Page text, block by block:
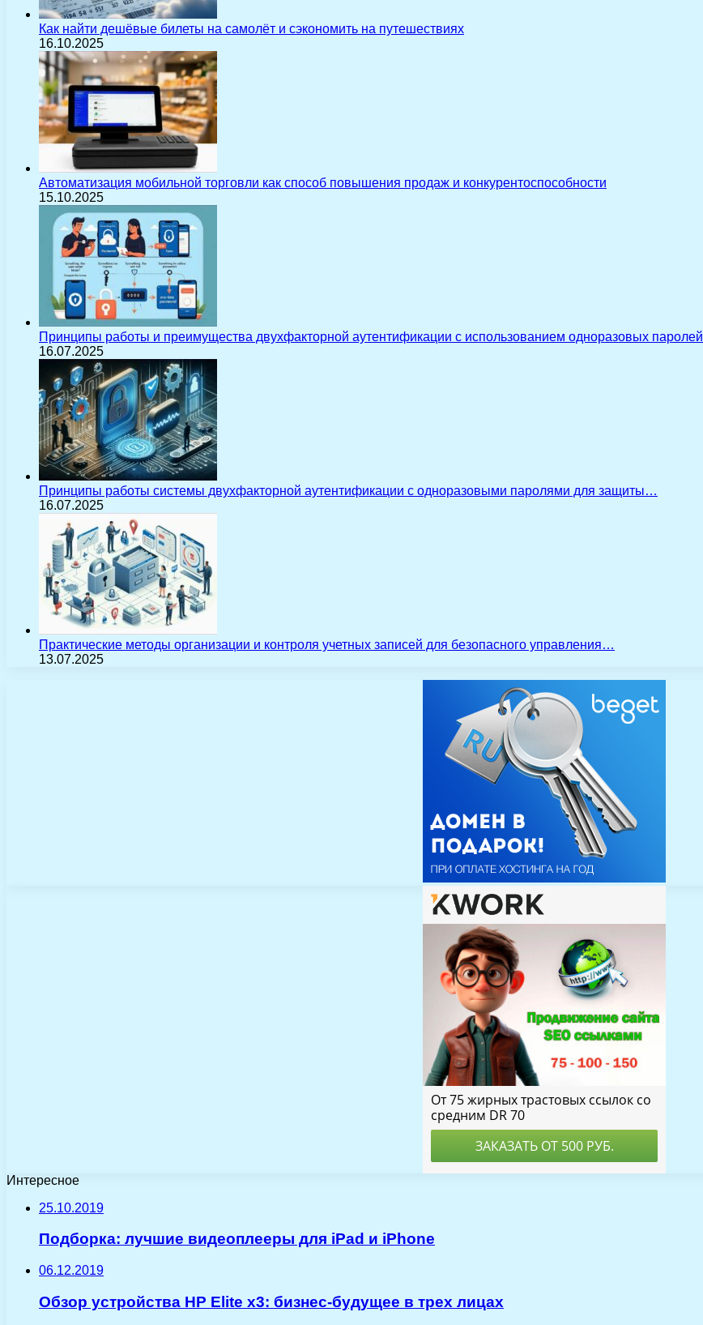
Как найти дешёвые билеты на самолёт и сэкономить на путешествиях
16.10.2025
Автоматизация мобильной торговли как способ повышения продаж и конкурентоспособности
15.10.2025
Принципы работы и преимущества двухфакторной аутентификации с использованием одноразовых паролей
16.07.2025
Принципы работы системы двухфакторной аутентификации с одноразовыми паролями для защиты…
16.07.2025
Практические методы организации и контроля учетных записей для безопасного управления…
13.07.2025
Интересное
25.10.2019
Подборка: лучшие видеоплееры для iPad и iPhone
06.12.2019
Обзор устройства HP Elite x3: бизнес-будущее в трех лицах